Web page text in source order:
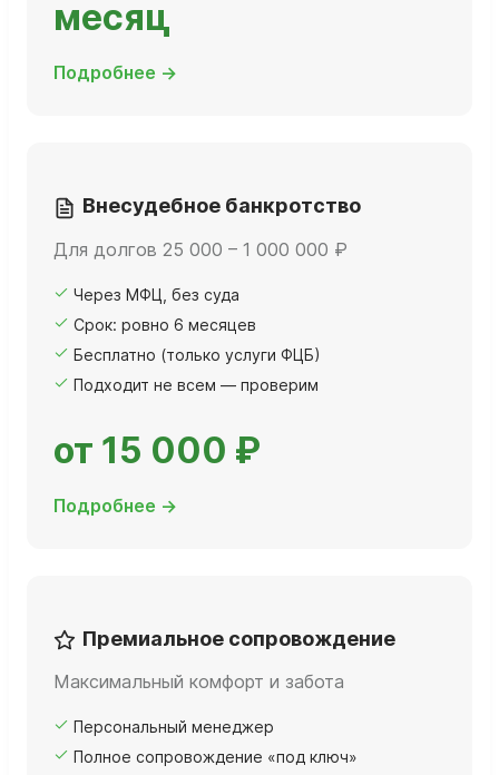
месяц
Подробнее →
Внесудебное банкротство
Для долгов 25 000 – 1 000 000 ₽
Через МФЦ, без суда
Срок: ровно 6 месяцев
Бесплатно (только услуги ФЦБ)
Подходит не всем — проверим
от 15 000 ₽
Подробнее →
Премиальное сопровождение
Максимальный комфорт и забота
Персональный менеджер
Полное сопровождение «под ключ»